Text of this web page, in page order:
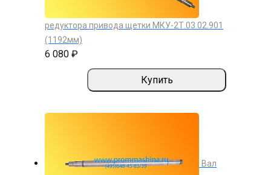
редуктора привода щетки МКУ-2Т.03.02.901
(1192мм)
6 080 ₽
Купить
Вал